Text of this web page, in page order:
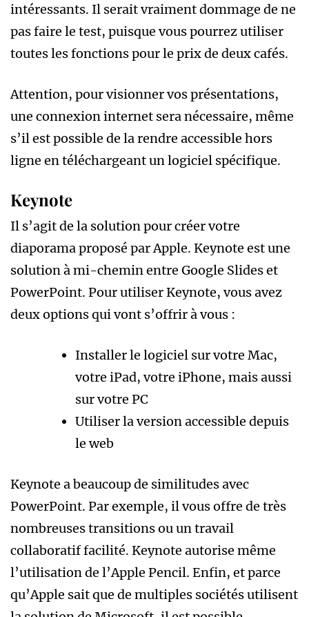
intéressants. Il serait vraiment dommage de ne
pas faire le test, puisque vous pourrez utiliser
toutes les fonctions pour le prix de deux cafés.
Attention, pour visionner vos présentations,
une connexion internet sera nécessaire, même
s’il est possible de la rendre accessible hors
ligne en téléchargeant un logiciel spécifique.
Keynote
Il s’agit de la solution pour créer votre
diaporama proposé par Apple. Keynote est une
solution à mi-chemin entre Google Slides et
PowerPoint. Pour utiliser Keynote, vous avez
deux options qui vont s’offrir à vous :
Installer le logiciel sur votre Mac,
votre iPad, votre iPhone, mais aussi
sur votre PC
Utiliser la version accessible depuis
le web
Keynote a beaucoup de similitudes avec
PowerPoint. Par exemple, il vous offre de très
nombreuses transitions ou un travail
collaboratif facilité. Keynote autorise même
l’utilisation de l’Apple Pencil. Enfin, et parce
qu’Apple sait que de multiples sociétés utilisent